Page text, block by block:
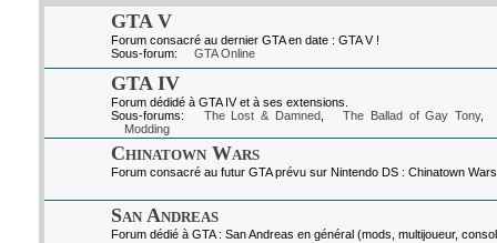
GTA V
Forum consacré au dernier GTA en date : GTA V !
Sous-forum:
GTA Online
GTA IV
Forum dédidé à GTA IV et à ses extensions.
Sous-forums:
The Lost & Damned, The Ballad of Gay Tony,
Modding
Chinatown Wars
Forum consacré au futur GTA prévu sur Nintendo DS : Chinatown Wars
San Andreas
Forum dédié à GTA : San Andreas en général (mods, multijoueur,